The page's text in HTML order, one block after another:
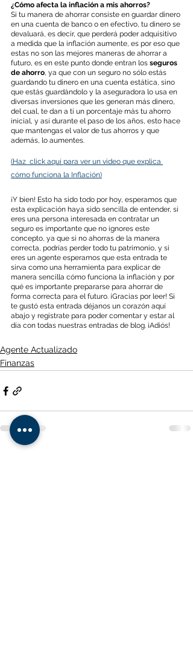
¿Cómo afecta la inflación a mis ahorros?
Si tu manera de ahorrar consiste en guardar dinero
en una cuenta de banco o en efectivo, tu dinero se
devaluará, es decir, que perderá poder adquisitivo
a medida que la inflación aumente, es por eso que
estas no son las mejores maneras de ahorrar a
futuro, es en este punto donde entran los seguros
de ahorro, ya que con un seguro no sólo estás
guardando tu dinero en una cuenta estática, sino
que estás guardándolo y la aseguradora lo usa en
diversas inversiones que les generan más dinero,
del cual, te dan a ti un porcentaje más tu ahorro
inicial, y así durante el paso de los años, esto hace
que mantengas el valor de tus ahorros y que
además, lo aumentes.
(Haz  click aquí para ver un video que explica
cómo funciona la Inflación)
¡Y bien! Esto ha sido todo por hoy, esperamos que
esta explicación haya sido sencilla de entender, si
eres una persona interesada en contratar un
seguro es importante que no ignores este
concepto, ya que si no ahorras de la manera
correcta, podrías perder todo tu patrimonio, y si
eres un agente esperamos que esta entrada te
sirva como una herramienta para explicar de
manera sencilla cómo funciona la inflación y por
qué es importante prepararse para ahorrar de
forma correcta para el futuro. ¡Gracias por leer! Si
te gustó esta entrada déjanos un corazón aquí
abajo y registrate para poder comentar y estar al
día con todas nuestras entradas de blog. ¡Adiós!
Agente Actualizado
Finanzas